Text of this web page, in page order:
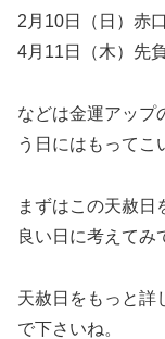
2月10日（日）赤
4月11日（木）先
などは金運アップ
う日にはもってこ
まずはこの天赦日
良い日に考えてみ
天赦日をもっと詳
で下さいね。